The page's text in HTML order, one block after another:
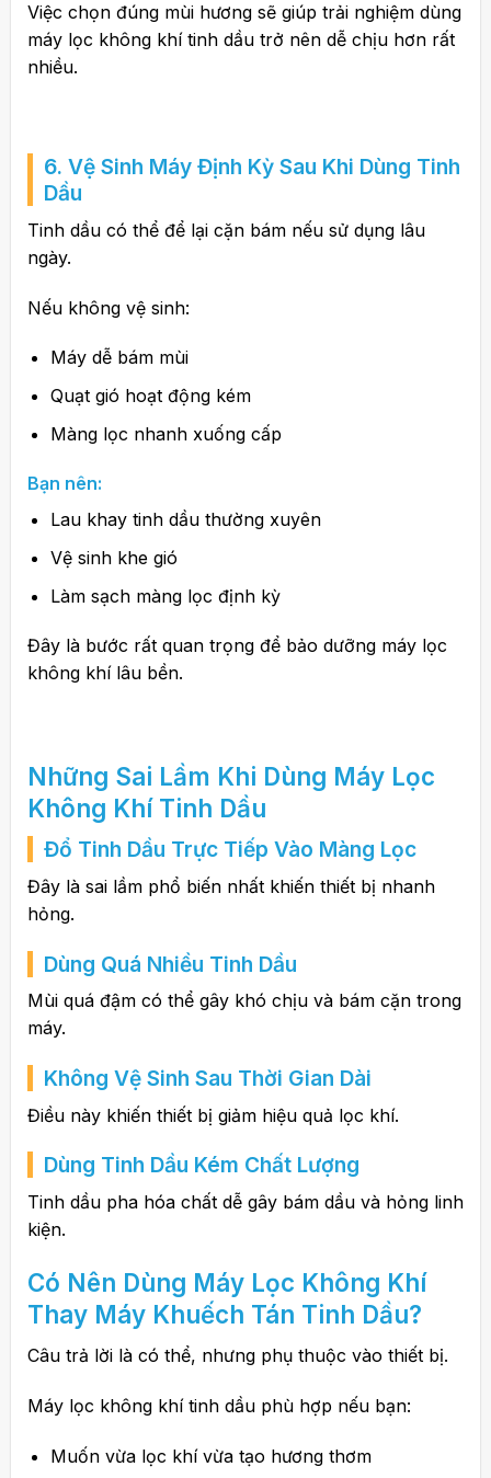
Việc chọn đúng mùi hương sẽ giúp trải nghiệm dùng
máy lọc không khí tinh dầu trở nên dễ chịu hơn rất
nhiều.
6. Vệ Sinh Máy Định Kỳ Sau Khi Dùng Tinh
Dầu
Tinh dầu có thể để lại cặn bám nếu sử dụng lâu
ngày.
Nếu không vệ sinh:
Máy dễ bám mùi
Quạt gió hoạt động kém
Màng lọc nhanh xuống cấp
Bạn nên:
Lau khay tinh dầu thường xuyên
Vệ sinh khe gió
Làm sạch màng lọc định kỳ
Đây là bước rất quan trọng để bảo dưỡng máy lọc
không khí lâu bền.
Những Sai Lầm Khi Dùng Máy Lọc
Không Khí Tinh Dầu
Đổ Tinh Dầu Trực Tiếp Vào Màng Lọc
Đây là sai lầm phổ biến nhất khiến thiết bị nhanh
hỏng.
Dùng Quá Nhiều Tinh Dầu
Mùi quá đậm có thể gây khó chịu và bám cặn trong
máy.
Không Vệ Sinh Sau Thời Gian Dài
Điều này khiến thiết bị giảm hiệu quả lọc khí.
Dùng Tinh Dầu Kém Chất Lượng
Tinh dầu pha hóa chất dễ gây bám dầu và hỏng linh
kiện.
Có Nên Dùng Máy Lọc Không Khí
Thay Máy Khuếch Tán Tinh Dầu?
Câu trả lời là có thể, nhưng phụ thuộc vào thiết bị.
Máy lọc không khí tinh dầu phù hợp nếu bạn:
Muốn vừa lọc khí vừa tạo hương thơm